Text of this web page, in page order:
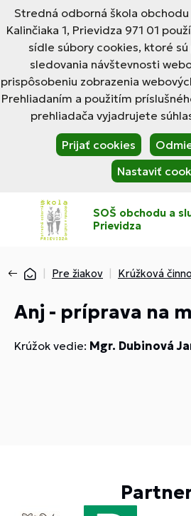
Stredná odborná škola obchodu
Kalinčiaka 1, Prievidza 971 01
sídle súbory cookies, ktoré
sledovania návštevnosti
prispôsobeniu zobrazenia
Prehliadaním a použitím
prehliadača vyjadrujete
Prijať cookies
Nastaviť
SOŠ obchodu a
Prievidza
Pre žiakov Krúžková
Anj - príprava na
Krúžok vedie: Mgr. Dubinová